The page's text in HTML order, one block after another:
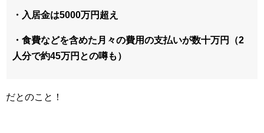
・入居金は5000万円超え
・食費などを含めた月々の費用の支払いが数十万円（2
人分で約45万円との噂も）
だとのこと！